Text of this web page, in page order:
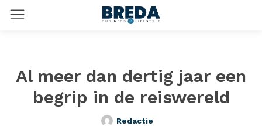
Al meer dan dertig jaar een
begrip in de reiswereld
Redactie